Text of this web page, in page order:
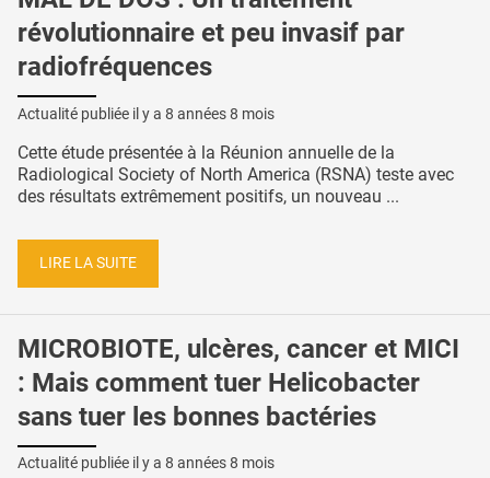
révolutionnaire et peu invasif par
radiofréquences
Actualité publiée il y a 8 années 8 mois
Cette étude présentée à la Réunion annuelle de la
Radiological Society of North America (RSNA) teste avec
des résultats extrêmement positifs, un nouveau ...
LIRE LA SUITE
MICROBIOTE, ulcères, cancer et MICI
: Mais comment tuer Helicobacter
sans tuer les bonnes bactéries
Actualité publiée il y a 8 années 8 mois